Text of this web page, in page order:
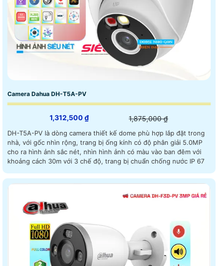
Camera Dahua DH-T5A-PV
1,312,500 ₫ 1,875,000 ₫
DH-T5A-PV là dòng camera thiết kế dome phù hợp lắp đặt trong
nhà, với gốc nhìn rộng, trang bị ống kính có độ phân giải 5.0MP
cho ra hình ảnh sắc nét, nhìn hình ảnh có màu vào ban đêm với
khoảng cách 30m với 3 chế độ, trang bị chuẩn chống nước IP 67